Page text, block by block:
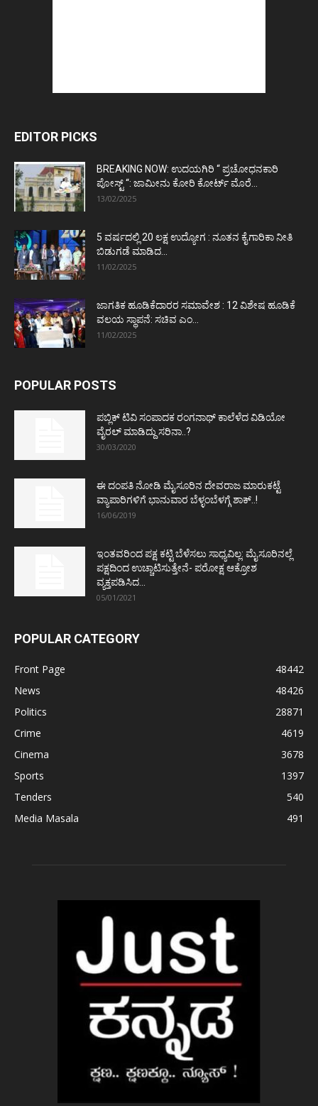
EDITOR PICKS
BREAKING NOW: ಉದಯಗಿರಿ “ ಪ್ರಚೋಧನಕಾರಿ
ಪೋಸ್ಟ್‌ “: ಜಾಮೀನು ಕೋರಿ ಕೋರ್ಟ್‌ ಮೊರೆ...
13/02/2025
5 ವರ್ಷದಲ್ಲಿ 20 ಲಕ್ಷ ಉದ್ಯೋಗ : ನೂತನ ಕೈಗಾರಿಕಾ ನೀತಿ
ಬಿಡುಗಡೆ ಮಾಡಿದ...
11/02/2025
ಜಾಗತಿಕ ಹೂಡಿಕೆದಾರರ ಸಮಾವೇಶ : 12 ವಿಶೇಷ ಹೂಡಿಕೆ
ವಲಯ ಸ್ಥಾಪನೆ: ಸಚಿವ ಎಂ...
11/02/2025
POPULAR POSTS
ಪಬ್ಲಿಕ್ ಟಿವಿ ಸಂಪಾದಕ ರಂಗನಾಥ್ ಕಾಲೆಳೆದ ವಿಡಿಯೋ
ವೈರಲ್ ಮಾಡಿದ್ದು ಸರಿನಾ..?
30/03/2020
ಈ ದಂಪತಿ ನೋಡಿ ಮೈಸೂರಿನ ದೇವರಾಜ ಮಾರುಕಟ್ಟೆ
ವ್ಯಾಪಾರಿಗಳಿಗೆ ಭಾನುವಾರ ಬೆಳ್ಳಂಬೆಳಗ್ಗೆ ಶಾಕ್..!
16/06/2019
ಇಂತವರಿಂದ ಪಕ್ಷ ಕಟ್ಟಿ ಬೆಳೆಸಲು ಸಾಧ್ಯವಿಲ್ಲ: ಮೈಸೂರಿನಲ್ಲೆ
ಪಕ್ಷದಿಂದ ಉಚ್ಚಾಟಿಸುತ್ತೇನೆ- ಪರೋಕ್ಷ ಆಕ್ರೋಶ
ವ್ಯಕ್ತಪಡಿಸಿದ...
05/01/2021
POPULAR CATEGORY
Front Page
48442
News
48426
Politics
28871
Crime
4619
Cinema
3678
Sports
1397
Tenders
540
Media Masala
491